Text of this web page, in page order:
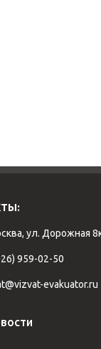
ул. Дорожная
959-02-50
evakuator.ru